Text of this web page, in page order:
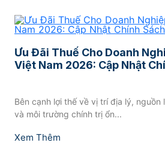
Ưu Đãi Thuế Cho Doanh
Việt Nam 2026: Cập Nhật
Bên cạnh lợi thế về vị trí địa lý, nguồn
và môi trường chính trị ổn...
Xem Thêm